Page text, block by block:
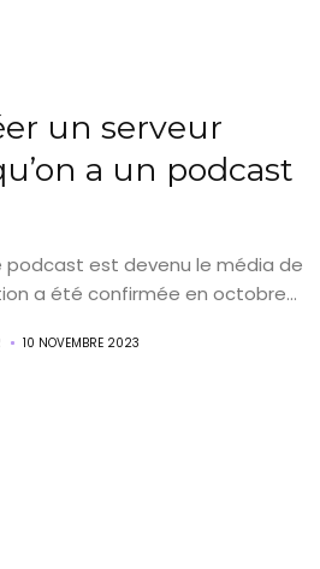
un serveur
a un podcast
podcast est devenu le média de
a été confirmée en octobre...
10 NOVEMBRE 2023